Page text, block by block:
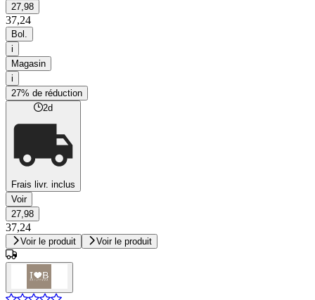
27,98
37,24
Bol.
i
Magasin
i
27% de réduction
2d
Frais livr. inclus
Voir
27,98
37,24
Voir le produit Voir le produit